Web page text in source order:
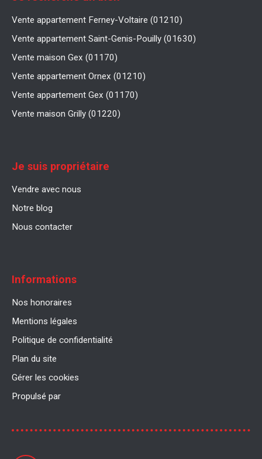
Vente appartement Ferney-Voltaire (01210)
Vente appartement Saint-Genis-Pouilly (01630)
Vente maison Gex (01170)
Vente appartement Ornex (01210)
Vente appartement Gex (01170)
Vente maison Grilly (01220)
Je suis propriétaire
Vendre avec nous
Notre blog
Nous contacter
Informations
Nos honoraires
Mentions légales
Politique de confidentialité
Plan du site
Gérer les cookies
Propulsé par